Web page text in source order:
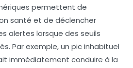
permettent de
santé et de déclencher
alertes lorsque des seuils
Par exemple, un pic inhabituel
immédiatement conduire à la